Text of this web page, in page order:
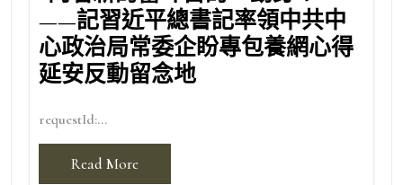
——記習近平總書記率領中共中
心政治局常委企盼專包養網心得
延安反動留念地
requestId:...
Read More